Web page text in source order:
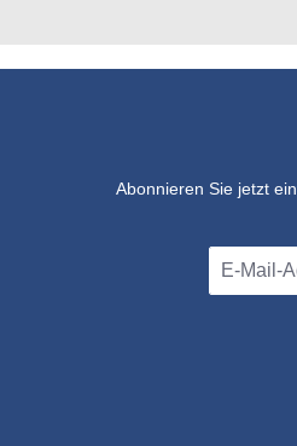
Abonnieren Sie jetzt
Mail-